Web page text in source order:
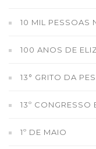
10 MIL PESSOAS
100 ANOS DE
13° GRITO DA
13º CONGRESSO
1º DE MAIO